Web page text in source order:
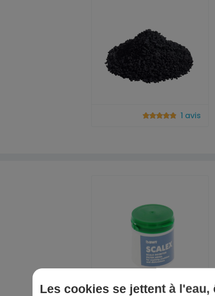
1 avis
Les cookies se jettent à